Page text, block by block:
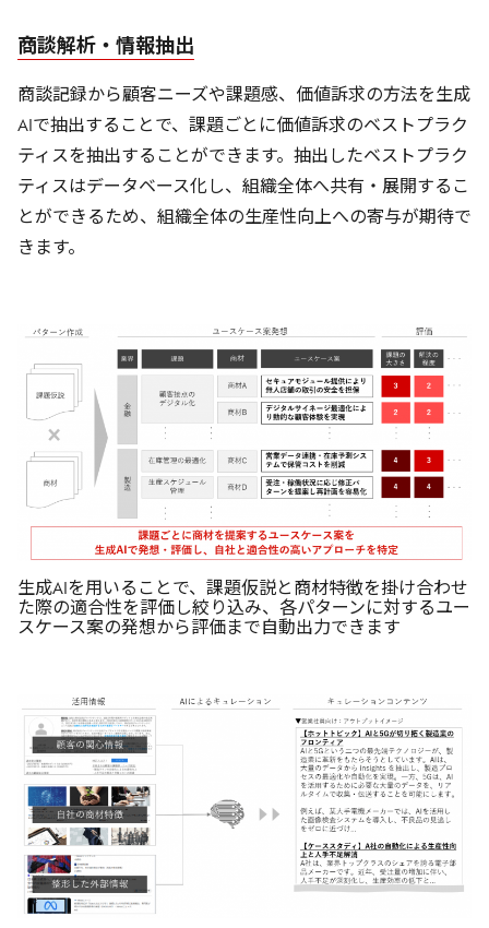
商談解析・情報抽出
商談記録から顧客ニーズや課題感、価値訴求の方法を生成
AIで抽出することで、課題ごとに価値訴求のベストプラク
ティスを抽出することができます。抽出したベストプラク
ティスはデータベース化し、組織全体へ共有・展開するこ
とができるため、組織全体の生産性向上への寄与が期待で
きます。
生成AIを用いることで、課題仮説と商材特徴を掛け合わせ
た際の適合性を評価し絞り込み、各パターンに対するユー
スケース案の発想から評価まで自動出力できます